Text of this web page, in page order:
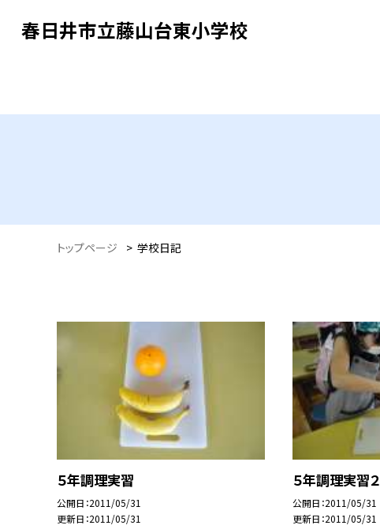
春日井市立藤山台東小学校
トップページ > 学校日記
５年調理実習
公開日 2011/05/31
更新日 2011/05/31
５年調理実習２
公開日 2011/05/31
更新日 2011/05/31